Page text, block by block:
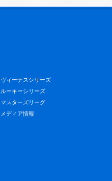
ヴィーナスシリーズ
ルーキーシリーズ
マスターズリーグ
メディア情報